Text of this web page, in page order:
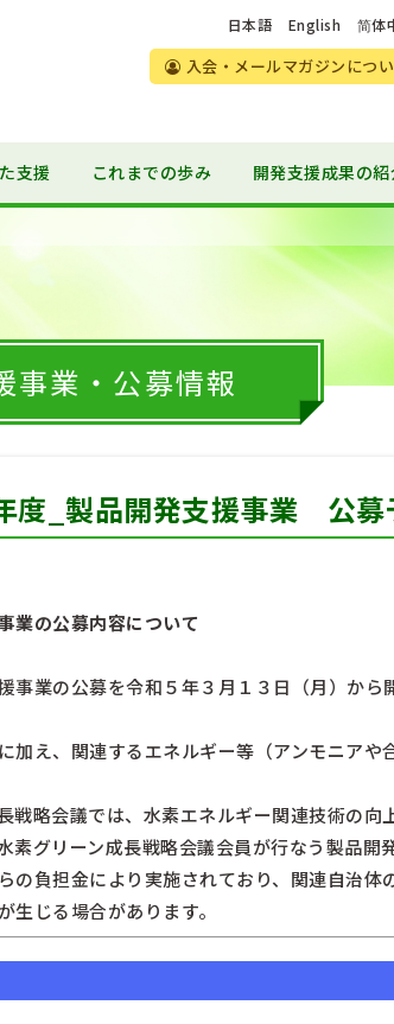
日本語 English 简体
入会・メールマガジンにつ
支援 これまでの歩み 開発支援成果の
事業・公募情報
度_製品開発支援事業 公募
業の公募内容について
事業の公募を令和５年３月１３日（月）か
加え、関連するエネルギー等（アンモニア
戦略会議では、水素エネルギー関連技術の
素グリーン成長戦略会議会員が行なう製品開
の負担金により実施されており、関連自治体
生じる場合があります。